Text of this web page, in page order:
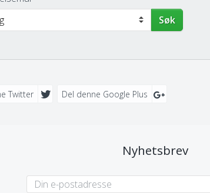
Søk
Twitter Del denne Google Plus
Nyhetsbrev